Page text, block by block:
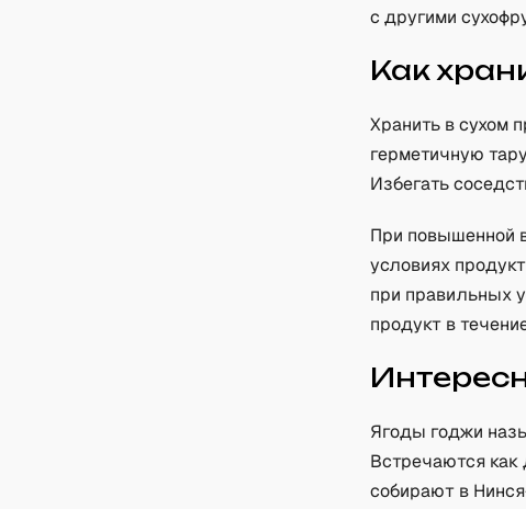
с другими
Как
Хранить в сухом
герметичную
Избегать
При повышенной
условиях
при правильных
продукт в
Ягоды годжи
Встречаются
собирают в